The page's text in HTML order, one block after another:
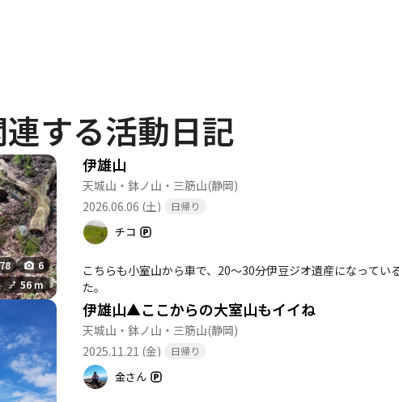
する活動日記
78
6
56 m
伊雄山
天城山・鉢ノ山・三筋山(静岡)
2026.06.06 (土)
日帰り
チコ
こちらも小室山から車で、20〜30分伊豆ジオ遺産になって
た。
伊雄山▲ここからの大室山もイイね
天城山・鉢ノ山・三筋山(静岡)
2025.11.21 (金)
日帰り
金さん